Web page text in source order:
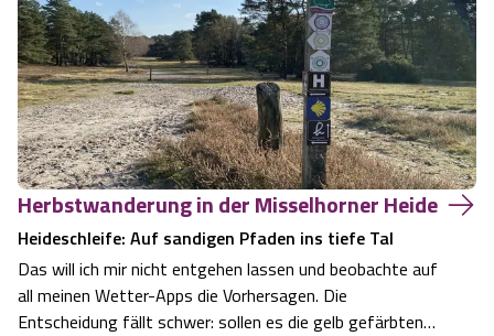
Herbstwanderung in der Misselhorner Heide
Heideschleife: Auf sandigen Pfaden ins tiefe Tal
Das will ich mir nicht entgehen lassen und beobachte auf
all meinen Wetter-Apps die Vorhersagen. Die
Entscheidung fällt schwer: sollen es die gelb gefärbten